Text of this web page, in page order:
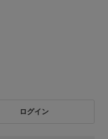
ログイン